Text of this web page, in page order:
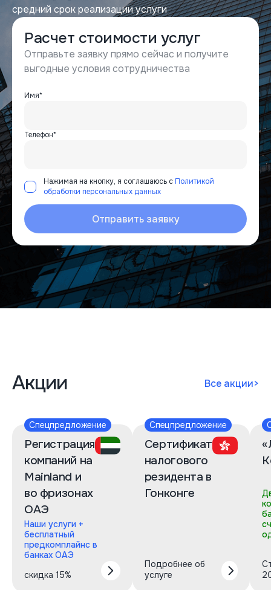
средний срок реализации услуги
Расчет стоимости услуг
Отправьте заявку прямо сейчас и получите
выгодные условия сотрудничества
Имя*
Телефон*
Нажимая на кнопку, я соглашаюсь с Политикой
обработки персональных данных
Отправить заявку
Акции Все акции>
Спецпредложение
Регистрация
компаний на
Mainland и
во фризонах
ОАЭ
Наши услуги +
бесплатный
предкомплайнс в
банках ОАЭ
скидка 15%
Спецпредложение
Сертификат
налогового
резидента в
Гонконге
Подробнее об
услуге